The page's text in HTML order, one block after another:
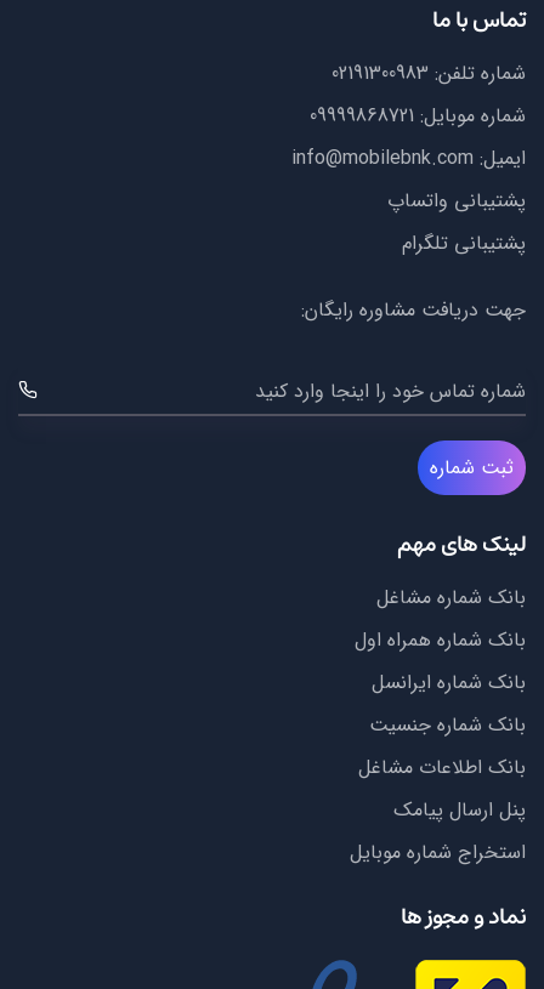
تماس با ما
شماره تلفن: 02191300983
شماره موبایل: 09999868721
ایمیل: info@mobilebnk.com
پشتیبانی واتساپ
پشتیبانی تلگرام
جهت دریافت مشاوره رایگان:
شماره تماس خود را اینجا وارد کنید
ثبت شماره
لینک های مهم
بانک شماره مشاغل
بانک شماره همراه اول
بانک شماره ایرانسل
بانک شماره جنسیت
بانک اطلاعات مشاغل
پنل ارسال پیامک
استخراج شماره موبایل
نماد و مجوز ها